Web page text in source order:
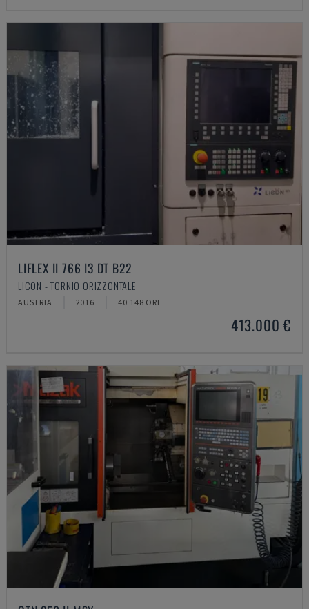
LIFLEX II 766 I3 DT B22
LICON - TORNIO ORIZZONTALE
AUSTRIA 2016 40.148 ORE
413.000 €